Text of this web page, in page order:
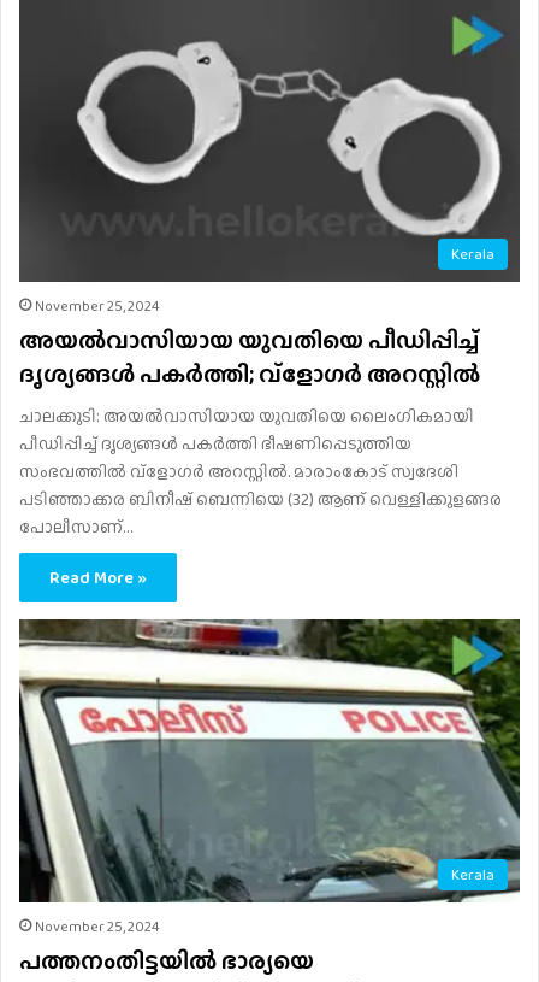
Kerala
November 25, 2024
അയൽവാസിയായ യുവതിയെ പീഡിപ്പിച്ച്
ദൃശ്യങ്ങൾ പകർത്തി; വ്‌ളോഗർ അറസ്റ്റിൽ
ചാലക്കുടി: അയല്‍വാസിയായ യുവതിയെ ലൈംഗികമായി
പീഡിപ്പിച്ച് ദൃശ്യങ്ങള്‍ പകര്‍ത്തി ഭീഷണിപ്പെടുത്തിയ
സംഭവത്തില്‍ വ്‌ളോഗര്‍ അറസ്റ്റില്‍. മാരാംകോട് സ്വദേശി
പടിഞ്ഞാക്കര ബിനീഷ് ബെന്നിയെ (32) ആണ് വെള്ളിക്കുളങ്ങര
പോലീസാണ്…
Read More »
Kerala
November 25, 2024
പത്തനംതിട്ടയിൽ ഭാര്യയെ